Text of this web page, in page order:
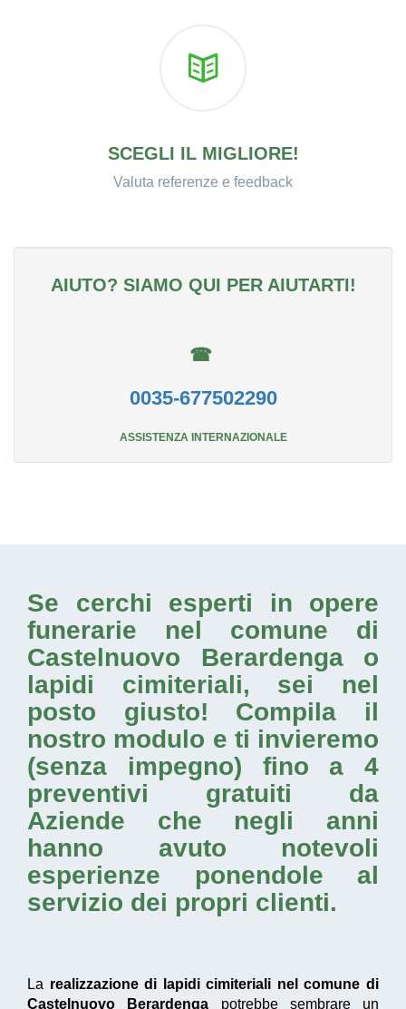
SCEGLI IL MIGLIORE!
Valuta referenze e feedback
AIUTO? SIAMO QUI PER AIUTARTI!
☎
0035-677502290
ASSISTENZA INTERNAZIONALE
Se cerchi esperti in opere
funerarie nel comune di
Castelnuovo Berardenga o
lapidi cimiteriali, sei nel
posto giusto! Compila il
nostro modulo e ti invieremo
(senza impegno) fino a 4
preventivi gratuiti da
Aziende che negli anni
hanno avuto notevoli
esperienze ponendole al
servizio dei propri clienti.
La realizzazione di lapidi cimiteriali nel comune di
Castelnuovo Berardenga potrebbe sembrare un